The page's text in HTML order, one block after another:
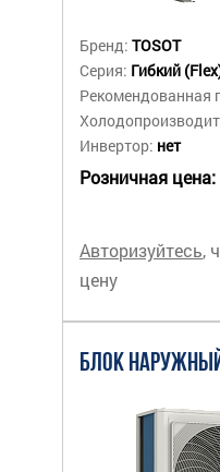
Бренд: TOSOT
Серия: Гибкий
Рекомендованная
Инвертор: нет
Розничная цена:
Авторизуйтесь,
цену
БЛОК